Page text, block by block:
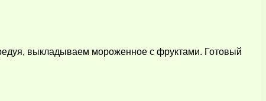
выкладываем мороженное с фруктами. Готовый